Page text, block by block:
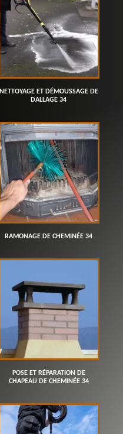
NETTOYAGE ET DÉMOUSSAGE DE
DALLAGE 34
RAMONAGE DE CHEMINÉE 34
POSE ET RÉPARATION DE
CHAPEAU DE CHEMINÉE 34